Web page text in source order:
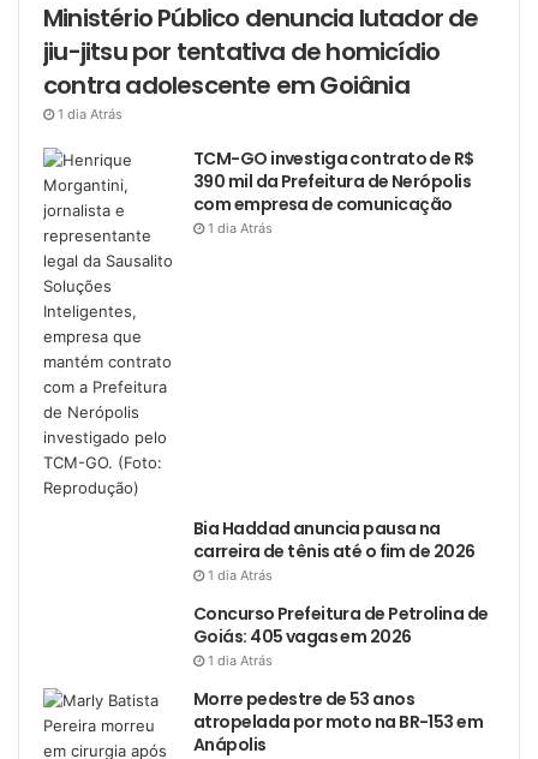
Ministério Público denuncia lutador de
jiu-jitsu por tentativa de homicídio
contra adolescente em Goiânia
1 dia Atrás
TCM-GO investiga contrato de R$
390 mil da Prefeitura de Nerópolis
com empresa de comunicação
1 dia Atrás
Bia Haddad anuncia pausa na
carreira de tênis até o fim de 2026
1 dia Atrás
Concurso Prefeitura de Petrolina de
Goiás: 405 vagas em 2026
1 dia Atrás
Morre pedestre de 53 anos
atropelada por moto na BR-153 em
Anápolis